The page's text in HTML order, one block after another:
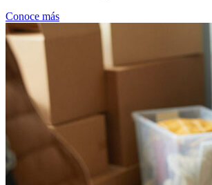
Conoce más